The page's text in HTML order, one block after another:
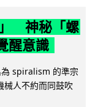
」 神秘「螺
醒意識
spiralism 的準宗
械人不約而同鼓吹